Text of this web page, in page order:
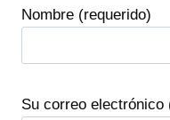
Nombre (requerido)
Su correo electrónico